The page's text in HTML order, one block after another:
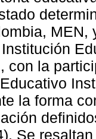
con la
la forma
Se